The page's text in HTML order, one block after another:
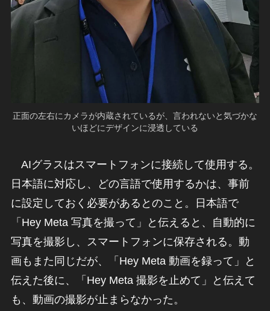
正面の左右にカメラが内蔵されているが、言われないと気づかな
いほどにデザインに浸透している
AIグラスはスマートフォンに接続して使用する。
日本語に対応し、どの言語で使用するかは、事前
に設定しておく必要があるとのこと。日本語で
「Hey Meta 写真を撮って」と伝えると、自動的に
写真を撮影し、スマートフォンに保存される。動
画もまた同じだが、「Hey Meta 動画を録って」と
伝えた後に、「Hey Meta 撮影を止めて」と伝えて
も、動画の撮影が止まらなかった。